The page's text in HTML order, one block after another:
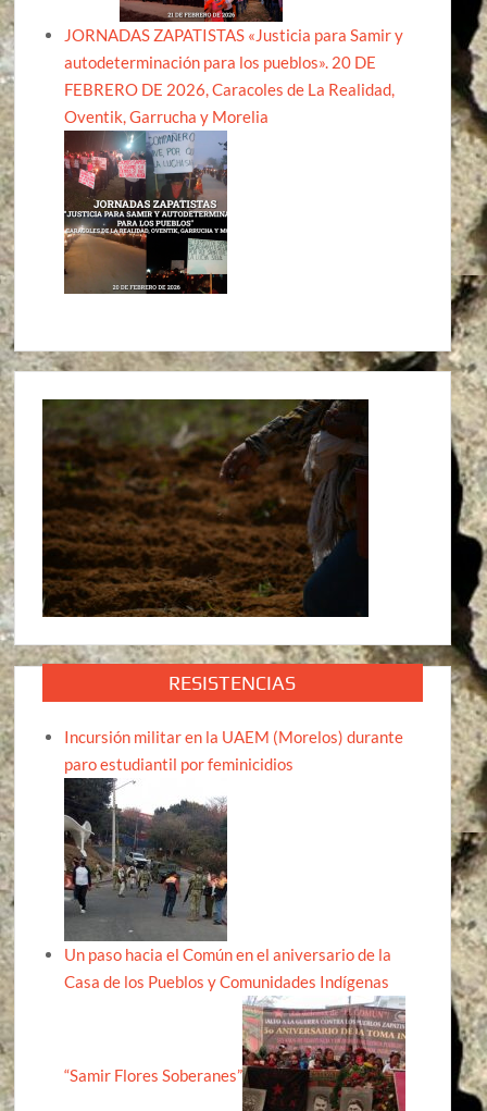
JORNADAS ZAPATISTAS «Justicia para Samir y
autodeterminación para los pueblos». 20 DE
FEBRERO DE 2026, Caracoles de La Realidad,
Oventik, Garrucha y Morelia
RESISTENCIAS
Incursión militar en la UAEM (Morelos) durante
paro estudiantil por feminicidios
Un paso hacia el Común en el aniversario de la
Casa de los Pueblos y Comunidades Indígenas
“Samir Flores Soberanes”